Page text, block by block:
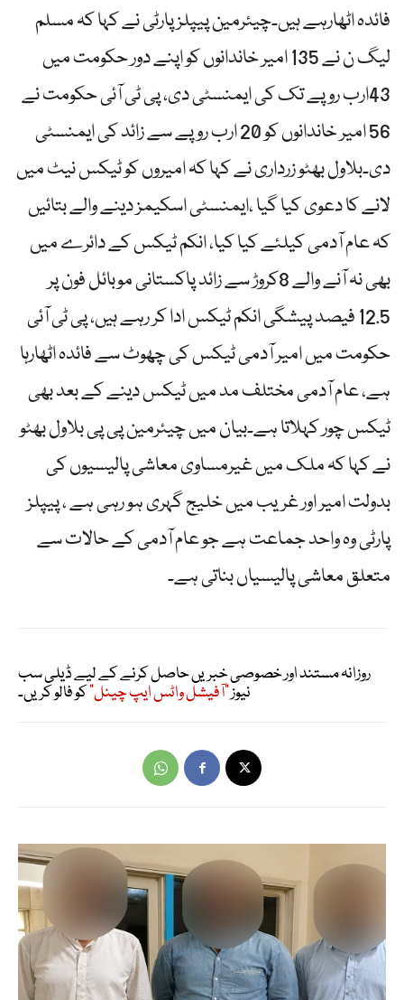
فائدہ اٹھارہے ہیں۔چیئرمین پیپلز پارٹی نے کہا کہ مسلم
لیگ ن نے 135 امیر خاندانوں کو اپنے دور حکومت میں
43ارب روپے تک کی ایمنسٹی دی، پی ٹی آئی حکومت نے
56 امیر خاندانوں کو 20 ارب روپے سے زائد کی ایمنسٹی
دی۔بلاول بھٹو زرداری نے کہا کہ امیروں کو ٹیکس نیٹ میں
لانے کا دعوی کیا گیا ،ایمنسٹی اسکیمز دینے والے بتائیں
کہ عام آدمی کیلئے کیا کیا، انکم ٹیکس کے دائرے میں
بھی نہ آنے والے 8کروڑ سے زائد پاکستانی موبائل فون پر
12.5 فیصد پیشگی انکم ٹیکس ادا کر رہے ہیں، پی ٹی آئی
حکومت میں امیر آدمی ٹیکس کی چھوٹ سے فائدہ اٹھارہا
ہے، عام آدمی مختلف مد میں ٹیکس دینے کے بعد بھی
ٹیکس چور کہلاتا ہے۔بیان میں چیئرمین پی پی بلاول بھٹو
نے کہا کہ ملک میں غیرمساوی معاشی پالیسیوں کی
بدولت امیر اور غریب میں خلیج گہری ہو رہی ہے ، پیپلز
پارٹی وہ واحد جماعت ہے جو عام آدمی کے حالات سے
متعلق معاشی پالیسیاں بناتی ہے۔
روزانہ مستند اور خصوصی خبریں حاصل کرنے کے لیے ڈیلی سب
نیوز"آفیشل واٹس ایپ چینل"کو فالو کریں۔